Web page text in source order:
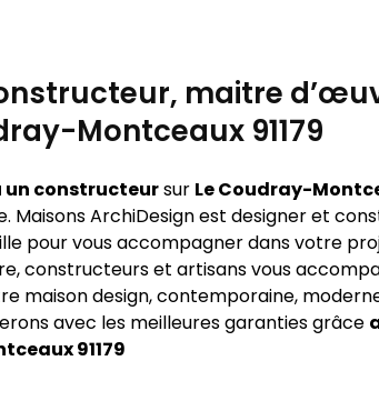
maitre
Montceaux 91179
un constructeursur Le Coudray-
ArchiDesign est designer et
pour vous accompagner dans votre
constructeurs et artisans vous
maison design, contemporaine,
avec les meilleures garanties grâce
91179